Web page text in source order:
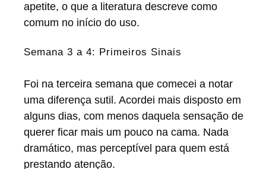
apetite, o que a literatura descreve como
comum no início do uso.
Semana 3 a 4: Primeiros Sinais
Foi na terceira semana que comecei a notar
uma diferença sutil. Acordei mais disposto em
alguns dias, com menos daquela sensação de
querer ficar mais um pouco na cama. Nada
dramático, mas perceptível para quem está
prestando atenção.